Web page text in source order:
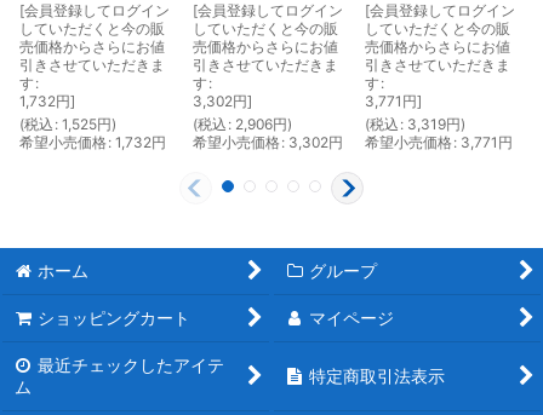
[会員登録してログイン
していただくと今の販
売価格からさらにお値
引きさせていただきま
す :
1,732円]
(税込 : 1,525円)
希望小売価格: 1,732円
[会員登録してログイン
していただくと今の販
売価格からさらにお値
引きさせていただきま
す :
3,302円]
(税込 : 2,906円)
希望小売価格: 3,302円
[会員登録してログイン
していただくと今の販
売価格からさらにお値
引きさせていただきま
す :
3,771 円]
(税込 : 3,319円)
希望小売価格: 3,771 円
ホーム グループ
ショッピングカート マイページ
最近チェックしたアイテ
ム
特定商取引法表示